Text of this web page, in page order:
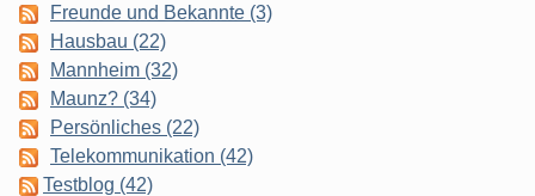
Freunde und Bekannte (3)
Hausbau (22)
Mannheim (32)
Maunz? (34)
Persönliches (22)
Telekommunikation (42)
Testblog (42)